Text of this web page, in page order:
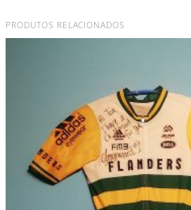
PRODUTOS RELACIONADOS